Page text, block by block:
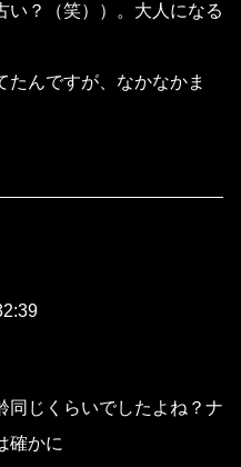
？（笑））。大人になる
んですが、なかなかま
同じくらいでしたよね？ナ
確かに